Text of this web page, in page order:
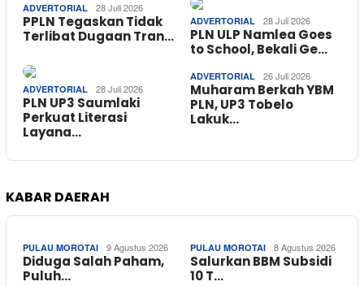
ADVERTORIAL 28 Juli 2026
PPLN Tegaskan Tidak
Terlibat Dugaan Tran…
ADVERTORIAL 28 Juli 2026
PLN ULP Namlea Goes
to School, Bekali Ge…
ADVERTORIAL 28 Juli 2026
PLN UP3 Saumlaki
Perkuat Literasi
Layana…
ADVERTORIAL 26 Juli 2026
Muharam Berkah YBM
PLN, UP3 Tobelo
Lakuk…
KABAR DAERAH
PULAU MOROTAI 9 Agustus 2026
Diduga Salah Paham,
Puluh…
PULAU MOROTAI 8 Agustus 2026
Salurkan BBM Subsidi
10 T…